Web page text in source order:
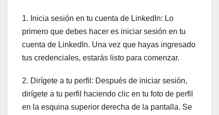
1. Inicia sesión en tu cuenta de LinkedIn: Lo
primero que debes hacer es iniciar sesión en tu
cuenta de LinkedIn. Una vez que hayas ingresado
tus credenciales, estarás listo para comenzar.
2. Dirígete a tu perfil: Después de iniciar sesión,
dirígete a tu perfil haciendo clic en tu foto de perfil
en la esquina superior derecha de la pantalla. Se